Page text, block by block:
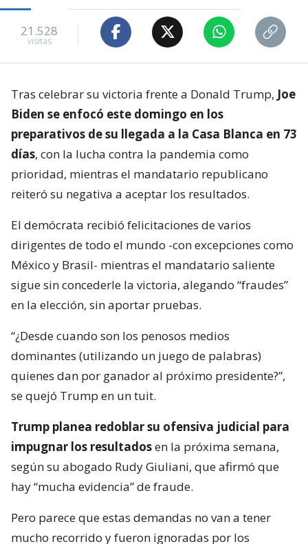
21.528
visitas
Tras celebrar su victoria frente a Donald Trump, Joe
Biden se enfocó este domingo en los
preparativos de su llegada a la Casa Blanca en 73
días, con la lucha contra la pandemia como
prioridad, mientras el mandatario republicano
reiteró su negativa a aceptar los resultados.
El demócrata recibió felicitaciones de varios
dirigentes de todo el mundo -con excepciones como
México y Brasil- mientras el mandatario saliente
sigue sin concederle la victoria, alegando “fraudes”
en la elección, sin aportar pruebas.
“¿Desde cuando son los penosos medios
dominantes (utilizando un juego de palabras)
quienes dan por ganador al próximo presidente?”,
se quejó Trump en un tuit.
Trump planea redoblar su ofensiva judicial para
impugnar los resultadosen la próxima semana,
según su abogado Rudy Giuliani, que afirmó que
hay “mucha evidencia” de fraude.
Pero parece que estas demandas no van a tener
mucho recorrido y fueron ignoradas por los